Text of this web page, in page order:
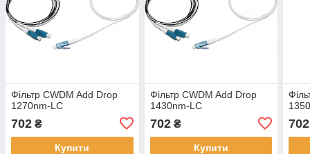
Фільтр CWDM Add Drop
1270nm-LC
702 ₴
Купити
Фільтр CWDM Add Drop
1430nm-LC
702₴
Купити
702